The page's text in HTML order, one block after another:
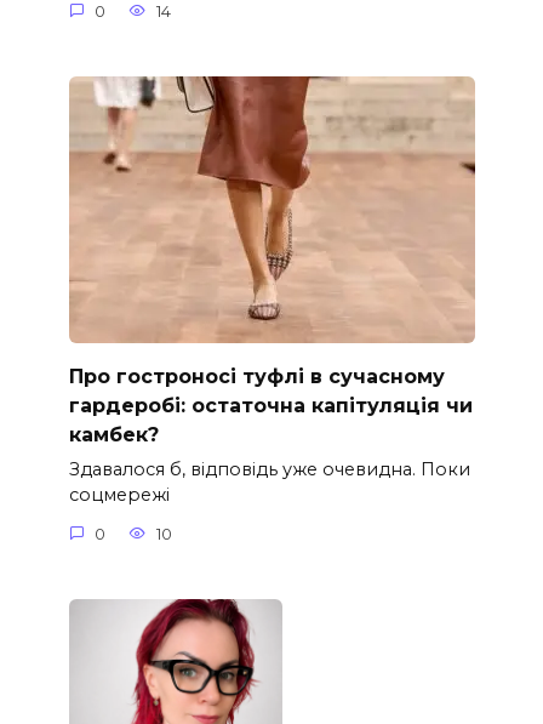
0 14
Про гостроносі туфлі в сучасному
гардеробі: остаточна капітуляція чи
камбек?
Здавалося б, відповідь уже очевидна. Поки
соцмережі
0 10